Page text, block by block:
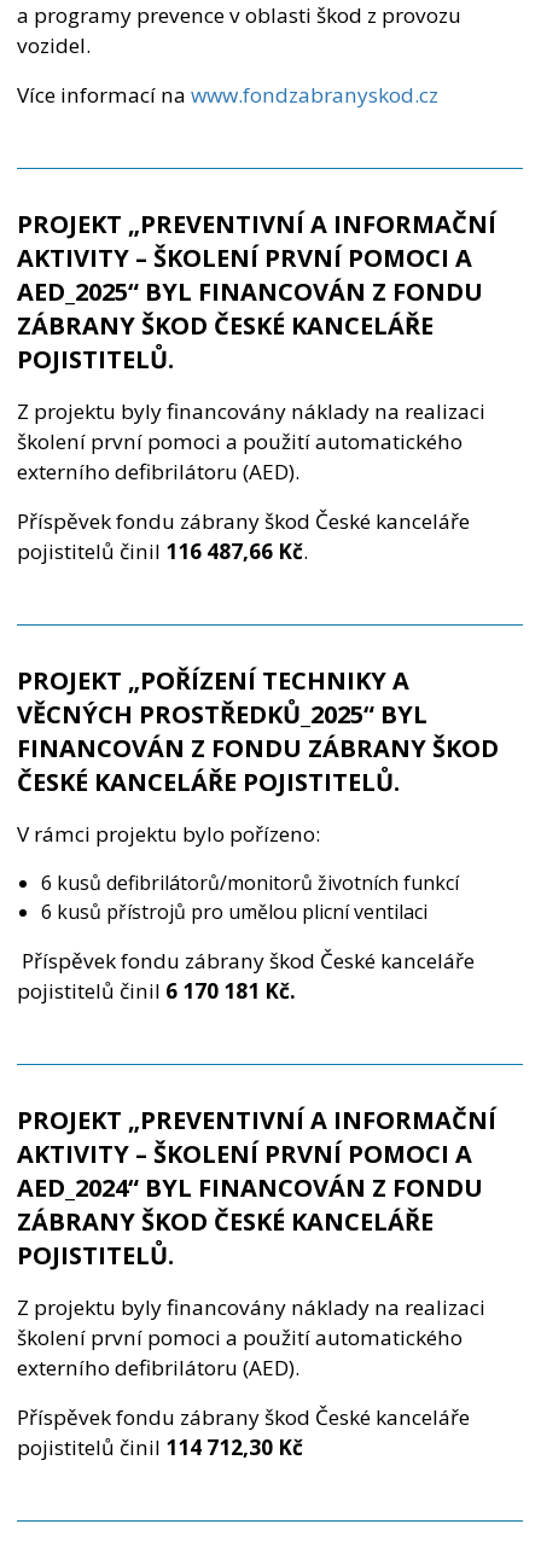
a programy prevence v oblasti škod z provozu
vozidel.
Více informací na www.fondzabranyskod.cz
PROJEKT „PREVENTIVNÍ A INFORMAČNÍ
AKTIVITY – ŠKOLENÍ PRVNÍ POMOCI A
AED_2025“ BYL FINANCOVÁN Z FONDU
ZÁBRANY ŠKOD ČESKÉ KANCELÁŘE
POJISTITELŮ.
Z projektu byly financovány náklady na realizaci
školení první pomoci a použití automatického
externího defibrilátoru (AED).
Příspěvek fondu zábrany škod České kanceláře
pojistitelů činil 116 487,66 Kč.
PROJEKT „POŘÍZENÍ TECHNIKY A
VĚCNÝCH PROSTŘEDKŮ_2025“ BYL
FINANCOVÁN Z FONDU ZÁBRANY ŠKOD
ČESKÉ KANCELÁŘE POJISTITELŮ.
V rámci projektu bylo pořízeno:
6 kusů defibrilátorů/monitorů životních funkcí
6 kusů přístrojů pro umělou plicní ventilaci
Příspěvek fondu zábrany škod České kanceláře
pojistitelů činil 6 170 181 Kč.
PROJEKT „PREVENTIVNÍ A INFORMAČNÍ
AKTIVITY – ŠKOLENÍ PRVNÍ POMOCI A
AED_2024“ BYL FINANCOVÁN Z FONDU
ZÁBRANY ŠKOD ČESKÉ KANCELÁŘE
POJISTITELŮ.
Z projektu byly financovány náklady na realizaci
školení první pomoci a použití automatického
externího defibrilátoru (AED).
Příspěvek fondu zábrany škod České kanceláře
pojistitelů činil 114 712,30 Kč